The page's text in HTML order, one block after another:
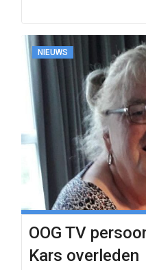
NIEUWS
OOG TV
Kars overleden